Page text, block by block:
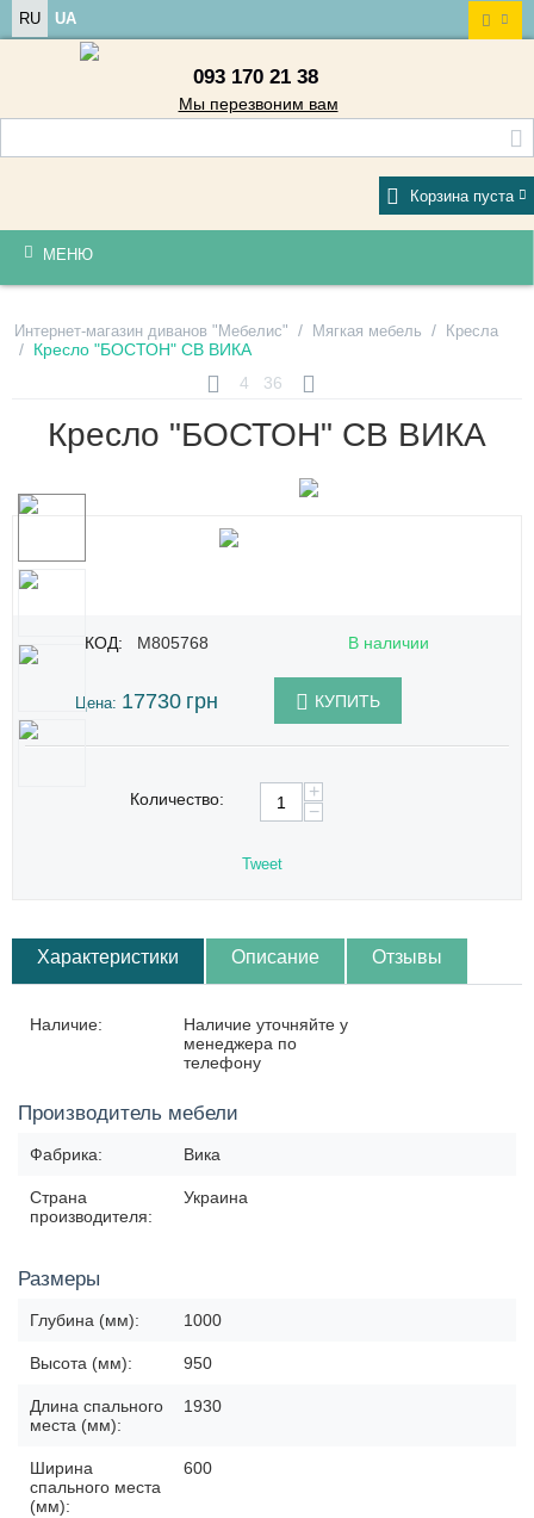
RU UA
093 170 21 38
Мы перезвоним вам
Корзина пуста
МЕНЮ
Интернет-магазин диванов "Мебелис" / Мягкая мебель / Кресла
/ Кресло "БОСТОН" СВ ВИКА
4
36
Кресло "БОСТОН" СВ ВИКА
КОД: M805768 В наличии
Цена: 17730 грн КУПИТЬ
Количество:
+
−
Tweet
Характеристики Описание Отзывы
Наличие:
Наличие уточняйте у
менеджера по
телефону
Производитель мебели
Фабрика: Вика
Страна
производителя:
Украина
Размеры
Глубина (мм): 1000
Высота (мм): 950
Длина спального
места (мм):
1930
Ширина
спального места
(мм):
600